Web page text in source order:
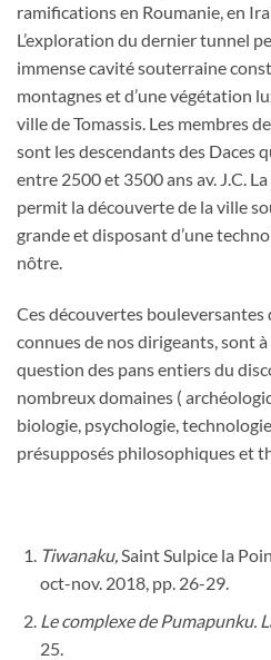
ramifications en Roumanie, en
L’exploration du dernier tunnel
immense cavité souterraine
montagnes et d’une végétation
ville de Tomassis. Les membres
sont les descendants des Daces
entre 2500 et 3500 ans av. J.C.
permit la découverte de la ville
grande et disposant d’une
nôtre.
Ces découvertes bouleversantes
connues de nos dirigeants, sont
question des pans entiers du
nombreux domaines (
biologie, psychologie,
présupposés philosophiques et
Tiwanaku, Saint Sulpice la
oct-nov. 2018, pp. 26-29.
Le complexe de Pumapunku.
25.